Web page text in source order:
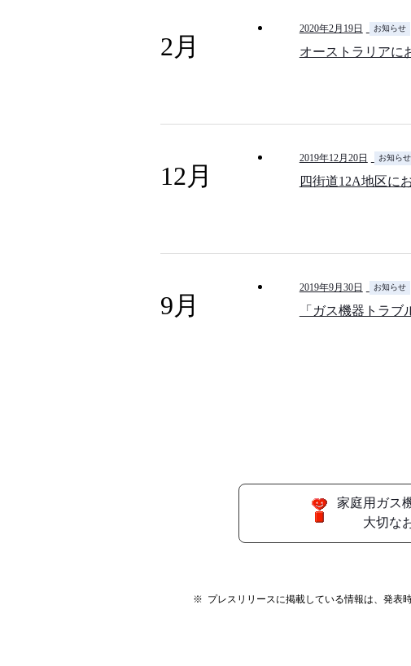
2月
2020年2月19日 お知らせ
オーストラリアに
12月
2019年12月20日 お知らせ
四街道12A地区に
9月
2019年9月30日 お知らせ
「ガス機器トラ
家庭用ガス
大切な
※ プレスリリースに掲載している情報は、発表